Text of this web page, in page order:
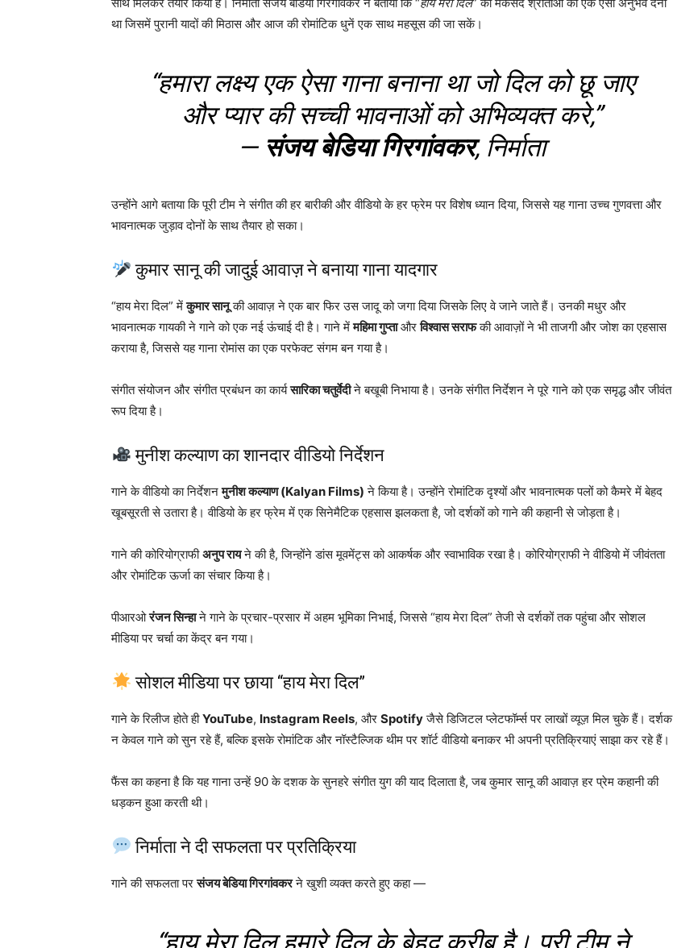
था जिसमें पुरानी यादों की मिठास और आज की रोमांटिक धुनें एक साथ महसूस की जा सकें।
“हमारा लक्ष्य एक ऐसा गाना बनाना था जो दिल को छू जाए
और प्यार की सच्ची भावनाओं को अभिव्यक्त करे,”
— संजय बेडिया गिरगांवकर, निर्माता
उन्होंने आगे बताया कि पूरी टीम ने संगीत की हर बारीकी और वीडियो के हर फ्रेम पर विशेष ध्यान दिया, जिससे यह गाना उच्च गुणवत्ता और
भावनात्मक जुड़ाव दोनों के साथ तैयार हो सका।
कुमार सानू की जादुई आवाज़ ने बनाया गाना यादगार
“हाय मेरा दिल” मेंकुमार सानूकी आवाज़ ने एक बार फिर उस जादू को जगा दिया जिसके लिए वे जाने जाते हैं। उनकी मधुर और
भावनात्मक गायकी ने गाने को एक नई ऊंचाई दी है। गाने मेंमहिमा गुप्ताऔरविश्वास सराफकी आवाज़ों ने भी ताजगी और जोश का एहसास
कराया है, जिससे यह गाना रोमांस का एक परफेक्ट संगम बन गया है।
संगीत संयोजन और संगीत प्रबंधन का कार्यसारिका चतुर्वेदीने बखूबी निभाया है। उनके संगीत निर्देशन ने पूरे गाने को एक समृद्ध और जीवंत
रूप दिया है।
मुनीश कल्याण का शानदार वीडियो निर्देशन
गाने के वीडियो का निर्देशनमुनीश कल्याण (Kalyan Films) ने किया है। उन्होंने रोमांटिक दृश्यों और भावनात्मक पलों को कैमरे में बेहद
खूबसूरती से उतारा है। वीडियो के हर फ्रेम में एक सिनेमैटिक एहसास झलकता है, जो दर्शकों को गाने की कहानी से जोड़ता है।
गाने की कोरियोग्राफीअनुप रायने की है, जिन्होंने डांस मूवमेंट्स को आकर्षक और स्वाभाविक रखा है। कोरियोग्राफी ने वीडियो में जीवंतता
और रोमांटिक ऊर्जा का संचार किया है।
पीआरओरंजन सिन्हाने गाने के प्रचार-प्रसार में अहम भूमिका निभाई, जिससे “हाय मेरा दिल” तेजी से दर्शकों तक पहुंचा और सोशल
मीडिया पर चर्चा का केंद्र बन गया।
सोशल मीडिया पर छाया “हाय मेरा दिल”
गाने के रिलीज होते हीYouTube, Instagram Reels, और Spotifyजैसे डिजिटल प्लेटफॉर्म्स पर लाखों व्यूज़ मिल चुके हैं। दर्शक
न केवल गाने को सुन रहे हैं, बल्कि इसके रोमांटिक और नॉस्टैल्जिक थीम पर शॉर्ट वीडियो बनाकर भी अपनी प्रतिक्रियाएं साझा कर रहे हैं।
फैंस का कहना है कि यह गाना उन्हें 90 के दशक के सुनहरे संगीत युग की याद दिलाता है, जब कुमार सानू की आवाज़ हर प्रेम कहानी की
धड़कन हुआ करती थी।
निर्माता ने दी सफलता पर प्रतिक्रिया
गाने की सफलता परसंजय बेडिया गिरगांवकरने खुशी व्यक्त करते हुए कहा —